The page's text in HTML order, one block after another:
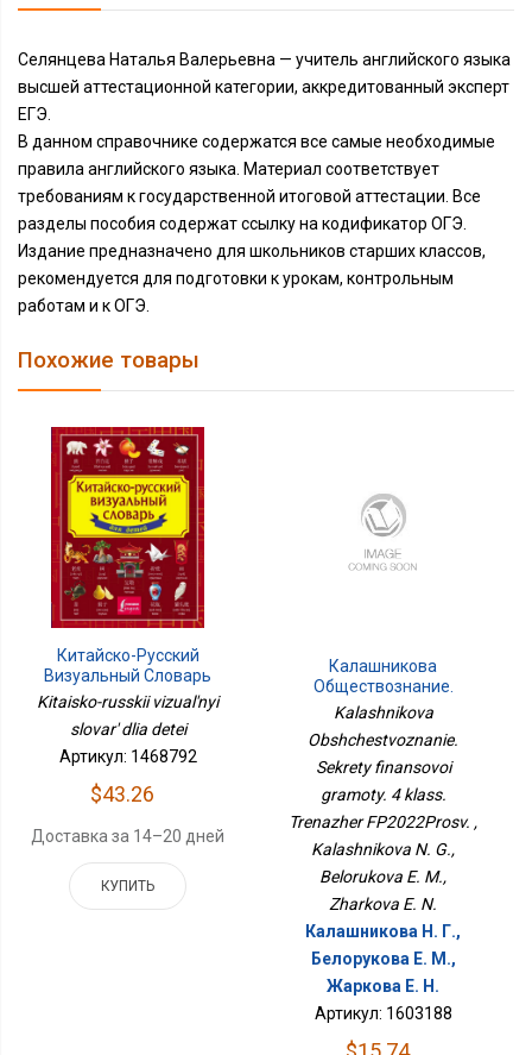
Селянцева Наталья Валерьевна — учитель английского языка
высшей аттестационной категории, аккредитованный эксперт
ЕГЭ.
В данном справочнике содержатся все самые необходимые
правила английского языка. Материал соответствует
требованиям к государственной итоговой аттестации. Все
разделы пособия содержат ссылку на кодификатор ОГЭ.
Издание предназначено для школьников старших классов,
рекомендуется для подготовки к урокам, контрольным
работам и к ОГЭ.
Похожие товары
Китайско-Русский
Визуальный Словарь
Для Детей
Kitaisko-russkii vizual'nyi
slovar' dlia detei
Артикул: 1468792
$43.26
Доставка за 14–20 дней
КУПИТЬ
Калашникова
Обществознание.
Секреты Финансовой
Грамоты. 4 Класс.
Тренажёр ФП2022Просв.
Kalashnikova
Obshchestvoznanie.
Sekrety finansovoi
gramoty. 4 klass.
Trenazher FP2022Prosv. ,
Kalashnikova N. G.,
Belorukova E. M.,
Zharkova E. N.
Калашникова Н. Г.,
Белорукова Е. М.,
Жаркова Е. Н.
Артикул: 1603188